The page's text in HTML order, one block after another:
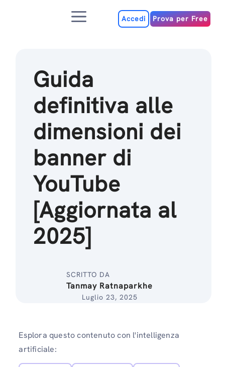
MenuAccedi Prova per Free
Guida
definitiva alle
dimensioni dei
banner di
YouTube
[Aggiornata al
2025]
SCRITTO DA
Tanmay Ratnaparkhe
Luglio 23, 2025
Esplora questo contenuto con l'intelligenza
artificiale: